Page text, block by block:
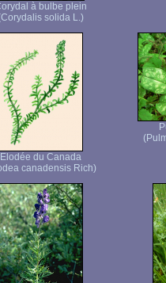
à bulbe plein
solida L.)
Elodée du Canada
canadensis Rich)